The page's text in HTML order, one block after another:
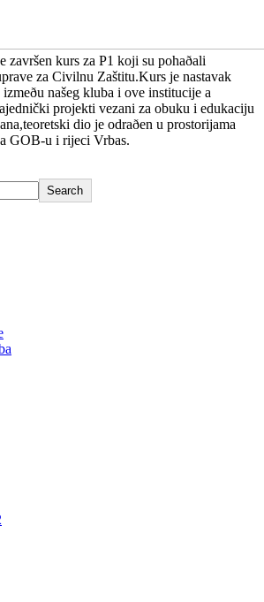
završen kurs za P1 koji su pohaðali
za Civilnu Zaštitu.Kurs je nastavak
našeg kluba i ove institucije a
projekti vezani za obuku i edukaciju
dio je odraðen u prostorijama
GOB-u i rijeci Vrbas.
Search